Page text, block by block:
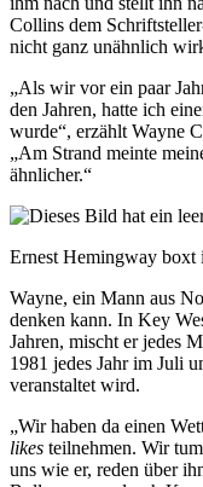
Collins dem
nicht ganz unähnlich
„Als wir vor ein paar
den Jahren, hatte ich
wurde“, erzählt Wayne
„Am Strand meinte
ähnlicher.“
Ernest Hemingway boxt
Wayne, ein Mann aus
denken kann. In Key
Jahren, mischt er jedes
1981 jedes Jahr im Juli
veranstaltet wird.
„Wir haben da einen
likes teilnehmen. Wir
uns wie er, reden über